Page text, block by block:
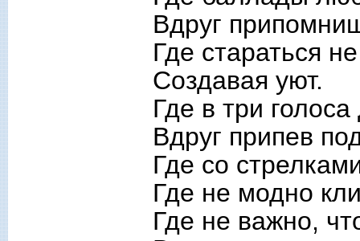
Вдруг
Где стараться
Создавая уют.
Где в три
Вдруг припев
Где со
Где не модно
Где не важно,